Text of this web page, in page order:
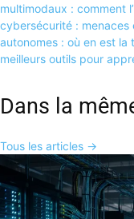
multimodaux : comment
cybersécurité : menaces
autonomes : où en est la
meilleurs outils pour
Dans la
Tous les articles →